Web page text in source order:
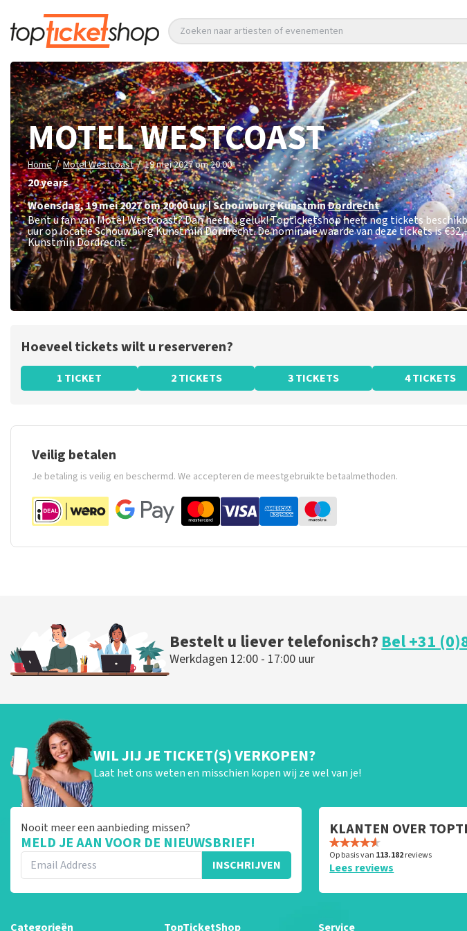
Zoeken naar artiesten of evenementen
MOTEL WESTCOAST
Home / Motel Westcoast / 19 mei 2027 om 20:00
20 years
woensdag,19 mei 2027 om 20:00uur|Schouwburg KunstminDordrecht
Bent u fan van Motel Westcoast? Dan heeft u geluk! Topticketshop heeft nog tickets
uur op locatie Schouwburg Kunstmin Dordrecht. De nominale waarde van deze tickets is
Kunstmin Dordrecht.
Hoeveel tickets wilt u reserveren?
1 TICKET 2 TICKETS 3 TICKETS 4 TICKETS
Veilig betalen
Je betaling is veilig en beschermd. We accepteren de meestgebruikte betaalmethoden.
Bestelt u liever telefonisch?Bel +31
Werkdagen 12:00 - 17:00 uur
WIL JIJ JE TICKET(S) VERKOPEN?
Laat het ons weten en misschien kopen wij ze wel van je!
Nooit meer een aanbieding missen?
MELD JE AAN VOOR DE NIEUWSBRIEF!
INSCHRIJVEN
KLANTEN OVER
Op basis van 113.182reviews
Lees reviews
Categorieën TopTicketShop Service